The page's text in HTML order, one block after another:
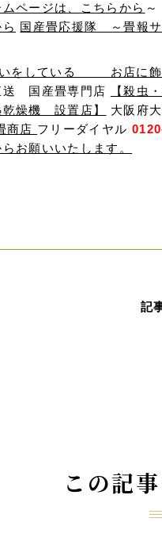
ムページは、こちらから
国産畳応援隊 ～畳報
をしている お店に飾
国産畳専門店
【殺虫
乾燥機 設置店】
大阪府
商店 フリーダイヤル
お願いいたします。
記
この記